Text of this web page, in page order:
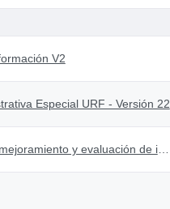
V2
Especial URF - Versión 22
Manual para la formulación, seguimiento, mejoramiento y evaluación de indicadores - Versión 4